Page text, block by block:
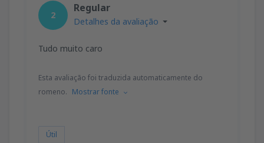
2
Regular
Detalhes da avaliação
Tudo muito caro
Esta avaliação foi traduzida automaticamente do
romeno. Mostrar fonte
Útil